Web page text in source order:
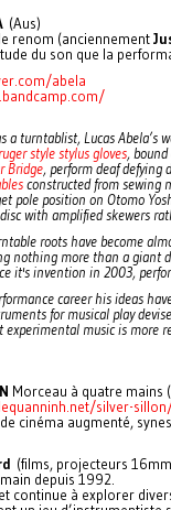
(Aus)
renom (anciennement
du son que la
abela
a turntablist, Lucas
style stylus gloves,
Bridge, perform deaf defying
constructed from sewing
pole position on Otomo
with amplified skewers
roots have become
nothing more than a giant
it's invention in 2003,
career his ideas
for musical play
experimental music is more
Morceau à quatre mains
silver-
cinéma augmenté,
(films, projecteurs
depuis 1992.
continue à explorer